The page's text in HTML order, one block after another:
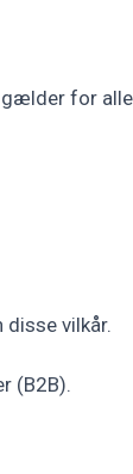
for
vilkår.
(B2B).